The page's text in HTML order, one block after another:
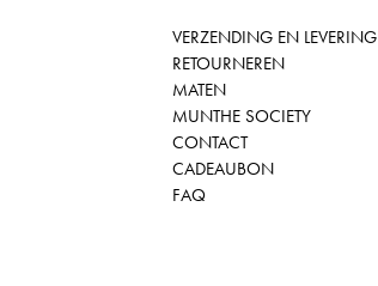
VERZENDING EN LEVERING
RETOURNEREN
MATEN
MUNTHE SOCIETY
CONTACT
CADEAUBON
FAQ